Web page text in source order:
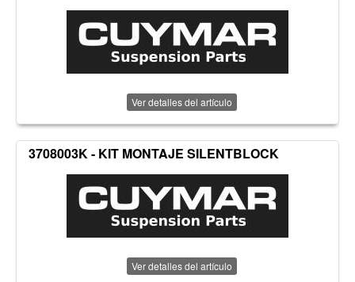
Ver detalles del artículo
3708003K - KIT MONTAJE SILENTBLOCK
Ver detalles del artículo